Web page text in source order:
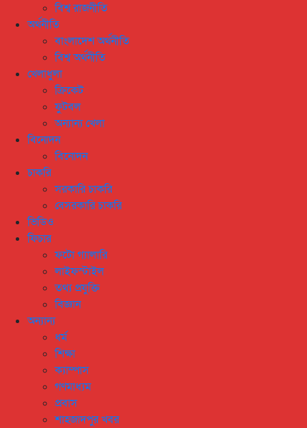
বিশ্ব রাজনীতি
অর্থনীতি
বাংলাদেশ অর্থনীতি
বিশ্ব অর্থনীতি
খেলাধুলা
ক্রিকেট
ফুটবল
অন্যান্য খেলা
বিনোদন
বিনোদন
চাকরি
সরকারি চাকরি
বেসরকারি চাকরি
ভিডিও
ফিচার
ফটো গ্যালারি
লাইফস্টাইল
তথ্য প্রযুক্তি
বিজ্ঞান
অন্যান্য
ধর্ম
শিক্ষা
ক্যাম্পাস
গণমাধ্যম
প্রবাস
শাহজাদপুর খবর